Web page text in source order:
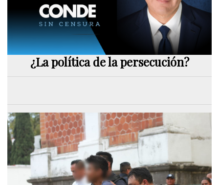
¿La política de la persecución?